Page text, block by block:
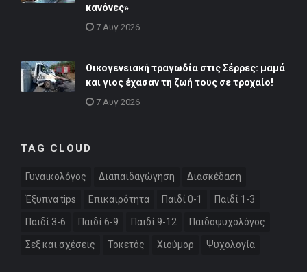
κανόνες»
7 Αυγ 2026
Οικογενειακή τραγωδία στις Σέρρες: μαμά
και γιος έχασαν τη ζωή τους σε τροχαίο!
7 Αυγ 2026
TAG CLOUD
Γυναικολόγος Διαπαιδαγώγηση Διασκέδαση
Έξυπνα tips Επικαιρότητα Παιδί 0-1 Παιδί 1-3
Παιδί 3-6 Παιδί 6-9 Παιδί 9-12 Παιδοψυχολόγος
Σεξ και σχέσεις Τοκετός Χιούμορ Ψυχολογία